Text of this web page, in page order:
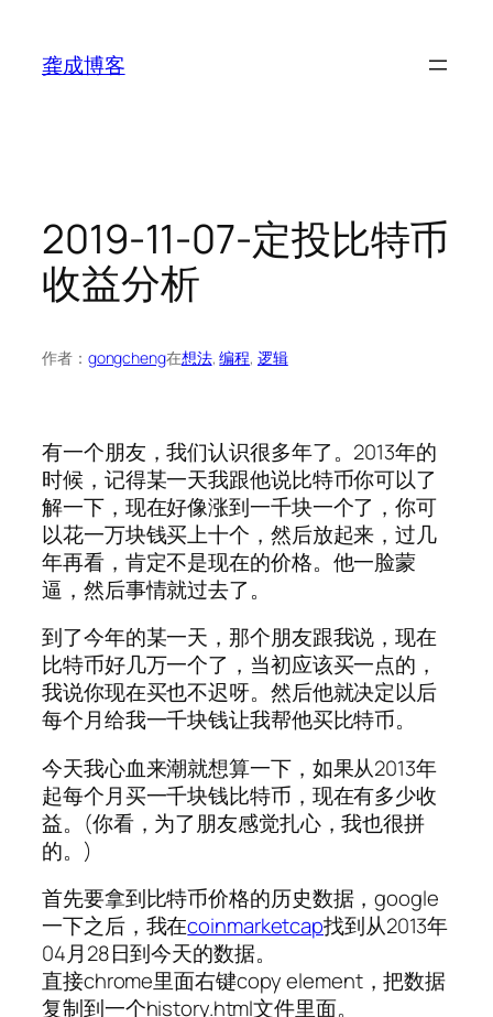
龚成博客
2019-11-07-定投比特币
收益分析
作者： gongcheng在想法, 编程, 逻辑
有一个朋友，我们认识很多年了。2013年的
时候，记得某一天我跟他说比特币你可以了
解一下，现在好像涨到一千块一个了，你可
以花一万块钱买上十个，然后放起来，过几
年再看，肯定不是现在的价格。他一脸蒙
逼，然后事情就过去了。
到了今年的某一天，那个朋友跟我说，现在
比特币好几万一个了，当初应该买一点的，
我说你现在买也不迟呀。然后他就决定以后
每个月给我一千块钱让我帮他买比特币。
今天我心血来潮就想算一下，如果从2013年
起每个月买一千块钱比特币，现在有多少收
益。(你看，为了朋友感觉扎心，我也很拼
的。)
首先要拿到比特币价格的历史数据，google
一下之后，我在coinmarketcap找到从2013年
04月28日到今天的数据。
直接chrome里面右键copy element，把数据
复制到一个history.html文件里面。